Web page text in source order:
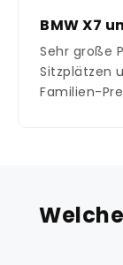
BMW X7
Sehr große
Sitzplätzen
Familien-